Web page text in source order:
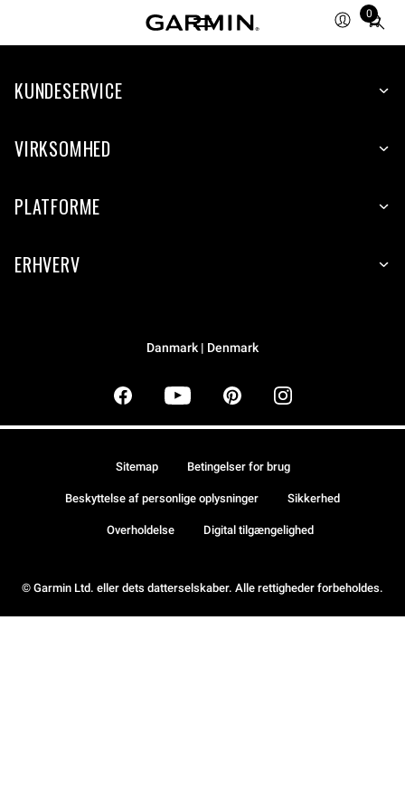
0
Total
items
cart:
KUNDESERVICE
VIRKSOMHED
PLATFORME
ERHVERV
Danmark | Denmark
© Garmin Ltd. eller dets datterselskaber. Alle rettigheder forbeholdes.
Sitemap Betingelser for brug
Beskyttelse af personlige oplysninger Sikkerhed
Overholdelse Digital tilgængelighed